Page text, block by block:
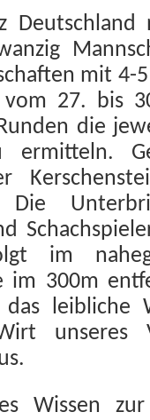
Deutschland
mit 4-
27. bis
die
ermitteln.
Die
im
im 300m
das
unseres
Wissen